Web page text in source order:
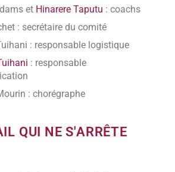
et Hinarere Taputu : coachs
: secrétaire du comité
: responsable logistique
: responsable
: chorégraphe
QUI NE S'ARRÊTE